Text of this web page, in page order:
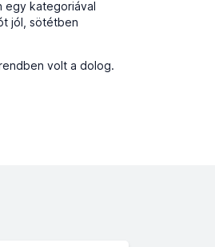
egy kategoriával
jól, sötétben
volt a dolog.